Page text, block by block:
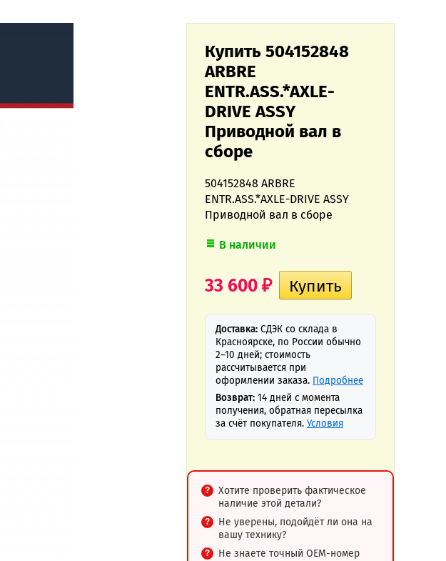
Купить 504152848
ARBRE
ENTR.ASS.*AXLE-
DRIVE ASSY
Приводной вал в
сборе
504152848 ARBRE
ENTR.ASS.*AXLE-DRIVE ASSY
Приводной вал в сборе
В наличии
33 600 ₽
Доставка: СДЭК со склада в
Красноярске, по России обычно
2–10 дней; стоимость
рассчитывается при
оформлении заказа. Подробнее
Возврат: 14 дней с момента
получения, обратная пересылка
за счёт покупателя. Условия
Хотите проверить фактическое
наличие этой детали?
Не уверены, подойдёт ли она на
вашу технику?
Не знаете точный OEM-номер